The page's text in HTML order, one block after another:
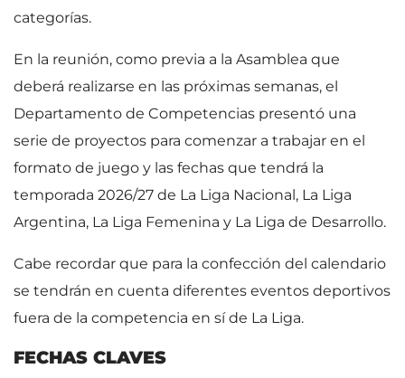
categorías.
En la reunión, como previa a la Asamblea que
deberá realizarse en las próximas semanas, el
Departamento de Competencias presentó una
serie de proyectos para comenzar a trabajar en el
formato de juego y las fechas que tendrá la
temporada 2026/27 de La Liga Nacional, La Liga
Argentina, La Liga Femenina y La Liga de Desarrollo.
Cabe recordar que para la confección del calendario
se tendrán en cuenta diferentes eventos deportivos
fuera de la competencia en sí de La Liga.
FECHAS CLAVES